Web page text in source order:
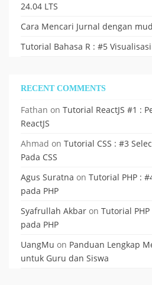
24.04 LTS
Cara Mencari Jurnal dengan
Tutorial Bahasa R : #5
RECENT COMMENTS
Fathan on Tutorial ReactJS #1 :
ReactJS
Ahmad on Tutorial CSS : #3
Pada CSS
Agus Suratna on Tutorial PHP :
pada PHP
Syafrullah Akbar on Tutorial
pada PHP
UangMu on Panduan Lengkap
untuk Guru dan Siswa